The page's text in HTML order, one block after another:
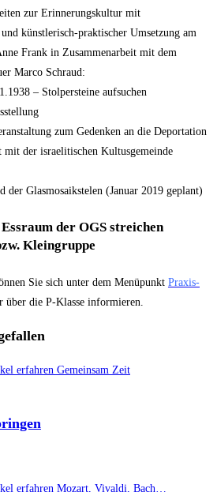
zur Erinnerungskultur mit
künstlerisch-praktischer Umsetzung am
Frank in Zusammenarbeit mit dem
Marco Schraud:
– Stolpersteine aufsuchen
zum Gedenken an die Deportation
mit der israelitischen Kultusgemeinde
der Glasmosaikstelen (Januar 2019 geplant)
der OGS streichen
Kleingruppe
Sie sich unter dem Menüpunkt Praxis-
über die P-Klasse informieren.